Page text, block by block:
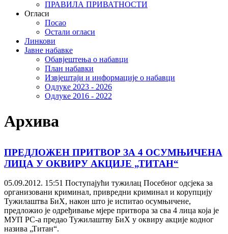
ПРАВИЛА ПРИВАТНОСТИ
Огласи
Посао
Остали огласи
Линкови
Јавне набавке
Обавјештења о набавци
План набавки
Извјештаји и информације о набавци
Одлуке 2023 - 2026
Одлуке 2016 - 2022
Архива
ПРЕДЛОЖЕН ПРИТВОР ЗА 4 ОСУМЊИЧЕНА
ЛИЦА У ОКВИРУ АКЦИЈЕ „ТИТАН“
05.09.2012. 15:51 Поступајући тужилац Посебног одсјека за
организовани криминал, привредни криминал и корупцију
Тужилаштва БиХ, након што је испитао осумњичене,
предложио је одређивање мјере притвора за сва 4 лица која је
МУП РС-а предао Тужилаштву БиХ у оквиру акције кодног
назива „Титан“.